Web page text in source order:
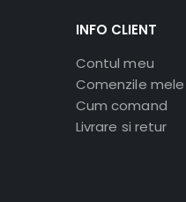
INFO CLIENT
Contul meu
Comenzile mele
Cum comand
Livrare si retur